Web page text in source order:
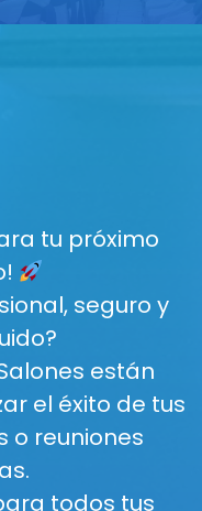
tu próximo
seguro y
están
el éxito de tus
o reuniones
todos tus